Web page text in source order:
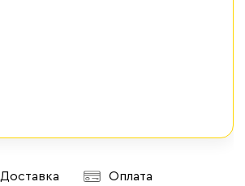
Доставка Оплата